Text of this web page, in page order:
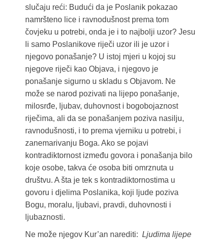
slučaju reći: Budući da je Poslanik pokazao
namršteno lice i ravnodušnost prema tom
čovjeku u potrebi, onda je i to najbolji uzor? Jesu
li samo Poslanikove riječi uzor ili je uzor i
njegovo ponašanje? U istoj mjeri u kojoj su
njegove riječi kao Objava, i njegovo je
ponašanje sigurno u skladu s Objavom. Ne
može se narod pozivati na lijepo ponašanje,
milosrđe, ljubav, duhovnost i bogobojaznost
riječima, ali da se ponašanjem poziva nasilju,
ravnodušnosti, i to prema vjerniku u potrebi, i
zanemarivanju Boga. Ako se pojavi
kontradiktornost između govora i ponašanja bilo
koje osobe, takva će osoba biti omrznuta u
društvu. A šta je tek s kontradiktornostima u
govoru i djelima Poslanika, koji ljude poziva
Bogu, moralu, ljubavi, pravdi, duhovnosti i
ljubaznosti.
Ne može njegov Kur’an narediti: Ljudima lijepe